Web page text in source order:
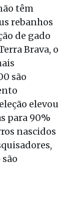
têm
rebanhos
de gado
Brava, o
são
elevou
para 90%
nascidos